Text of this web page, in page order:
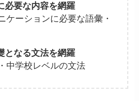
必要な内容を網羅
ケーションに必要な語彙・
となる文法を網羅
中学校レベルの文法